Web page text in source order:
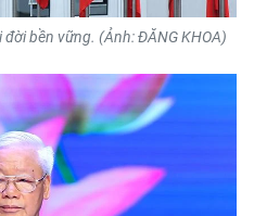
bền vững. (Ảnh: ĐĂNG KHOA)